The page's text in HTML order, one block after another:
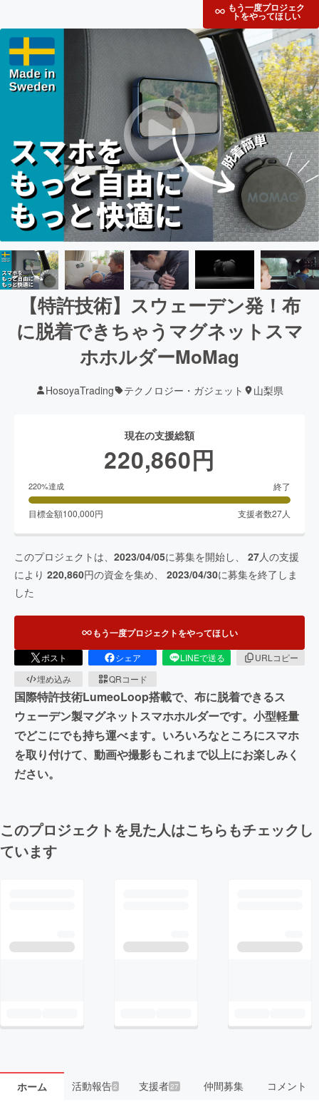
もう一度プロジェク
トをやってほしい
【特許技術】スウェーデン発！布
に脱着できちゃうマグネットスマ
ホホルダーMoMag
HosoyaTrading テクノロジー・ガジェット 山梨県
現在の支援総額
220,860円
220%達成 終了
目標金額100,000円 支援者数27人
このプロジェクトは、 2023/04/05に募集を開始し、 27人の支援
により 220,860円の資金を集め、 2023/04/30に募集を終了しま
した
もう一度プロジェクトをやってほしい
ポスト シェア LINEで送る
URLコピー
埋め込み
QRコード
国際特許技術LumeoLoop搭載で、布に脱着できるス
ウェーデン製マグネットスマホホルダーです。小型軽量
でどこにでも持ち運べます。いろいろなところにスマホ
を取り付けて、動画や撮影もこれまで以上にお楽しみく
ださい。
このプロジェクトを見た人はこちらもチェックし
ています
ホーム 活動報告2 支援者 27 仲間募集 コメント